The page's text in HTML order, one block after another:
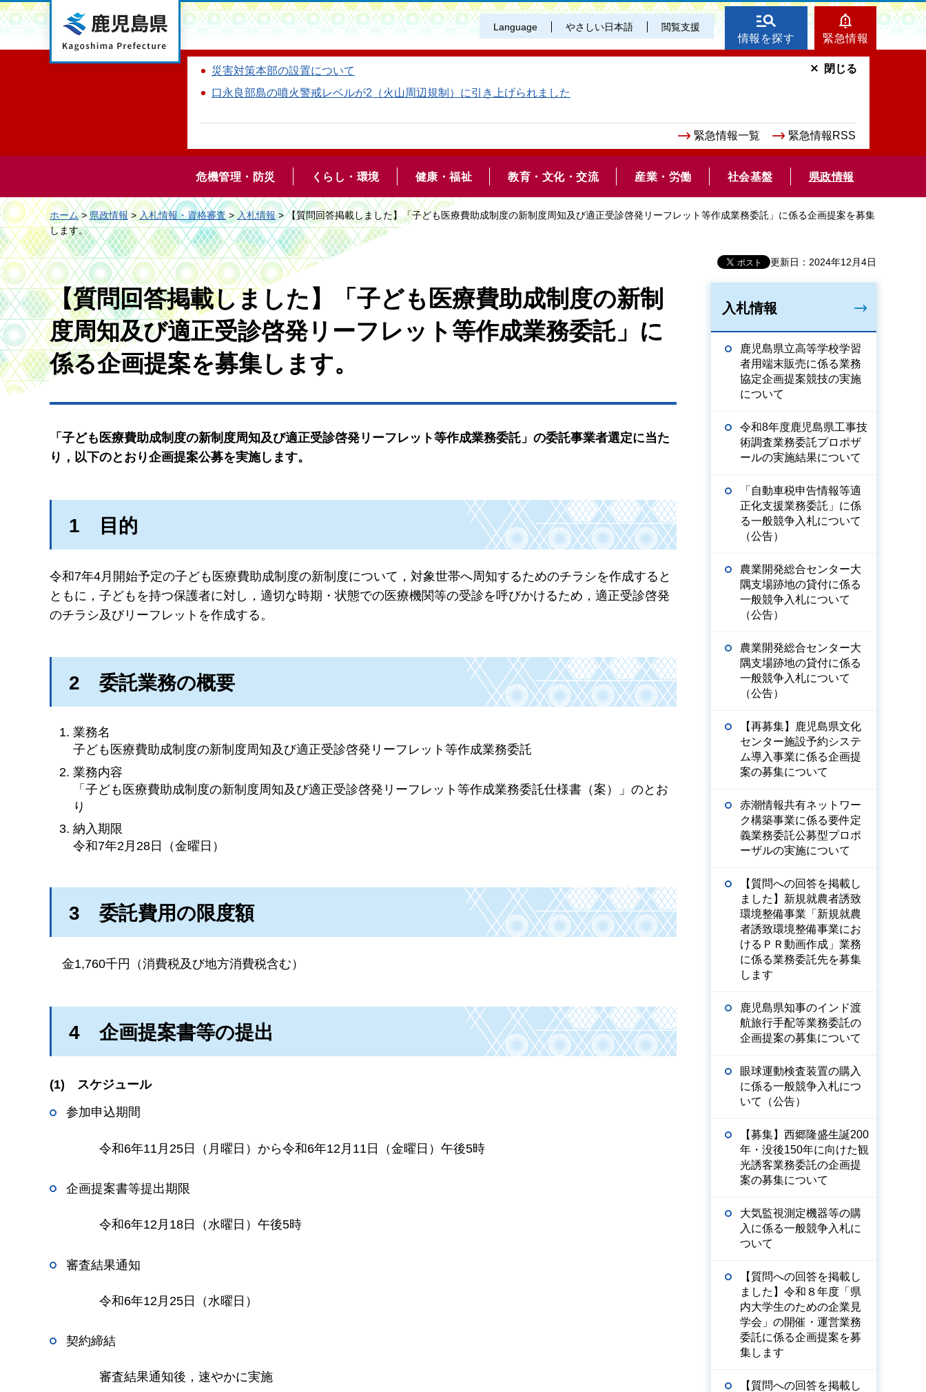
鹿児島県 Language やさしい日本語 閲覧支援
情報を探す 緊急情報
災害対策本部の設置について
口永良部島の噴火警戒レベルが2（火山周辺規制）に引き上げられました
緊急情報一覧 緊急情報RSS
閉じる
危機管理・防災 くらし・環境 健康・福祉 教育・文化・交流 産業・労働 社会基盤 県政情報
ホーム>県政情報>入札情報・資格審査>入札情報> 【質問回答掲載しました】「子ども医療費助成制度の新制度周知及び適正受診啓発リーフレット等作成業務委託」に係る企画提案を募集
します。
更新日：2024年12月4日
【質問回答掲載しました】「子ども医療費助成制度の新制
度周知及び適正受診啓発リーフレット等作成業務委託」に
係る企画提案を募集します。
「子ども医療費助成制度の新制度周知及び適正受診啓発リーフレット等作成業務委託」の委託事業者選定に当た
り，以下のとおり企画提案公募を実施します。
1 目 的
令和7年4月開始予定の子ども医療費助成制度の新制度について，対象世帯へ周知するためのチラシを作成すると
ともに，子どもを持つ保護者に対し，適切な時期・状態での医療機関等の受診を呼びかけるため，適正受診啓発
のチラシ及びリーフレットを作成する。
2 委託業務の概要
業務名
子ども医療費助成制度の新制度周知及び適正受診啓発リーフレット等作成業務委託
業務内容
「子ども医療費助成制度の新制度周知及び適正受診啓発リーフレット等作成業務委託仕様書（案）」のとお
り
納入期限
令和7年2月28日（金曜日）
3 委託費用の限度額
金1,760千円 （消費税及び地方消費税含む）
4 企画提案書等の提出
(1) スケジュール
参加申込期間
令和6年11月25日（月曜日）から令和6年12月11日（金曜日）午後5時
企画提案書等提出期限
令和6年12月18日（水曜日）午後5時
審査結果通知
令和6年12月25日（水曜日）
契約締結
審査結果通知後，速やかに実施
入札情報
鹿児島県立高等学校学習
者用端末販売に係る業務
協定企画提案競技の実施
について
令和8年度鹿児島県工事技
術調査業務委託プロポザ
ールの実施結果について
「自動車税申告情報等適
正化支援業務委託」に係
る一般競争入札について
（公告）
農業開発総合センター大
隅支場跡地の貸付に係る
一般競争入札について
（公告）
農業開発総合センター大
隅支場跡地の貸付に係る
一般競争入札について
（公告）
【再募集】鹿児島県文化
センター施設予約システ
ム導入事業に係る企画提
案の募集について
赤潮情報共有ネットワー
ク構築事業に係る要件定
義業務委託公募型プロポ
ーザルの実施について
【質問への回答を掲載し
ました】新規就農者誘致
環境整備事業「新規就農
者誘致環境整備事業にお
けるＰＲ動画作成」業務
に係る業務委託先を募集
します
鹿児島県知事のインド渡
航旅行手配等業務委託の
企画提案の募集について
眼球運動検査装置の購入
に係る一般競争入札につ
いて（公告）
【募集】西郷隆盛生誕200
年・没後150年に向けた観
光誘客業務委託の企画提
案の募集について
大気監視測定機器等の購
入に係る一般競争入札に
ついて
【質問への回答を掲載し
ました】令和８年度「県
内大学生のための企業見
学会」の開催・運営業務
委託に係る企画提案を募
集します
【質問への回答を掲載し